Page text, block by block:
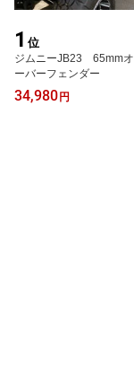
1 位
ジムニーJB23 65mmオ
ーバーフェンダー
34,980 円